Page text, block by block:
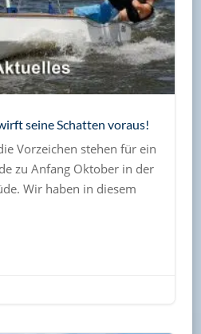
seine Schatten voraus!
Vorzeichen stehen für ein
zu Anfang Oktober in der
Wir haben in diesem